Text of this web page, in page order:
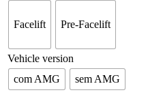
Facelift Pre-Facelift
Vehicle version
com AMG
sem AMG